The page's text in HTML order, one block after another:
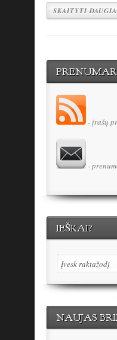
SKAITYTI
- įrašų
-
IEŠKAI?
NAUJAS